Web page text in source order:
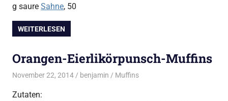
g saure Sahne, 50
WEITERLESEN
Orangen-Eierlikörpunsch-Muffins
November 22, 2014 benjamin Muffins
Zutaten: